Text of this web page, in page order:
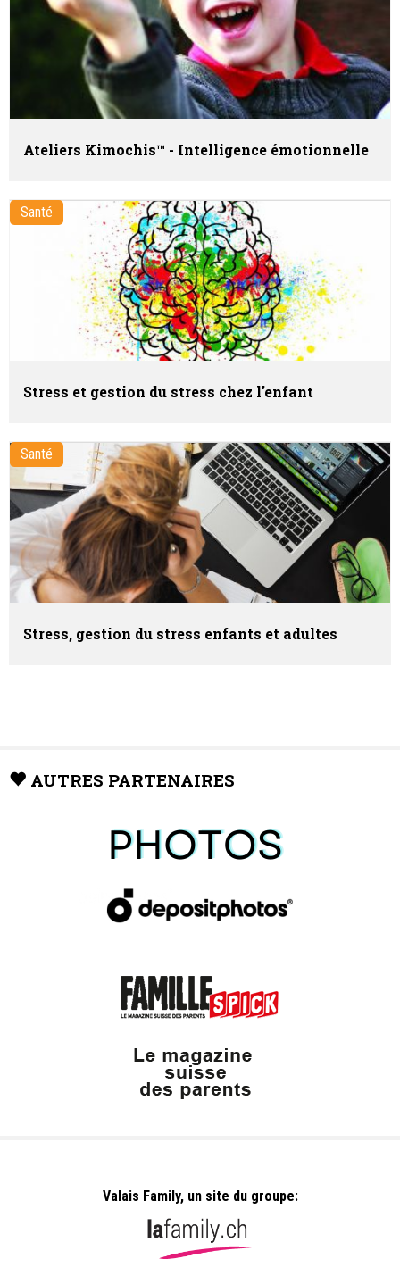
Ateliers Kimochis™ - Intelligence émotionnelle
Santé
Stress et gestion du stress chez l'enfant
Santé
Stress, gestion du stress enfants et adultes
AUTRES PARTENAIRES
Valais Family, un site du groupe: